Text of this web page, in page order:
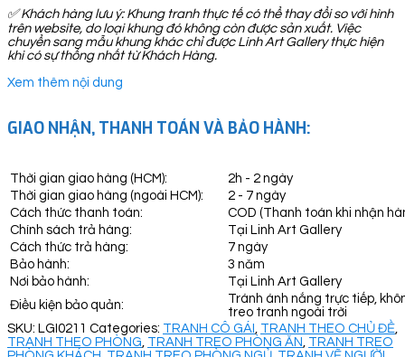
✅Khách hàng lưu ý: Khung tranh thực tế có thể thay đổi so với hình
trên website, do loại khung đó không còn được sản xuất. Việc
chuyển sang mẫu khung khác chỉ được Linh Art Gallery thực hiện
khi có sự thống nhất từ Khách Hàng.
Xem thêm nội dung
GIAO NHẬN, THANH TOÁN VÀ BẢO HÀNH:
Thời gian giao hàng (HCM):
2h - 2 ngày
Thời gian giao hàng (ngoài HCM):
2 - 7 ngày
Cách thức thanh toán:
COD (Thanh toán khi nhận
Chính sách trả hàng:
Tại Linh Art Gallery
Cách thức trả hàng:
7 ngày
Bảo hành:
3 năm
Nơi bảo hành:
Tại Linh Art Gallery
Điều kiện bảo quản:
Tránh ánh nắng trực tiếp,
treo tranh ngoài trời
SKU: LGI0211 Categories: TRANH CÔ GÁI TRANH THEO CHỦ ĐỀ
TRANH THEO PHÒNG TRANH TREO PHÒNG ĂN TRANH TREO